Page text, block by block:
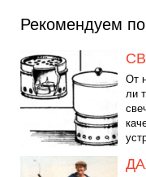
Рекомендуем
От
ли